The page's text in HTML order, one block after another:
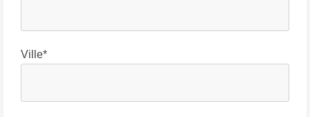
Ville*